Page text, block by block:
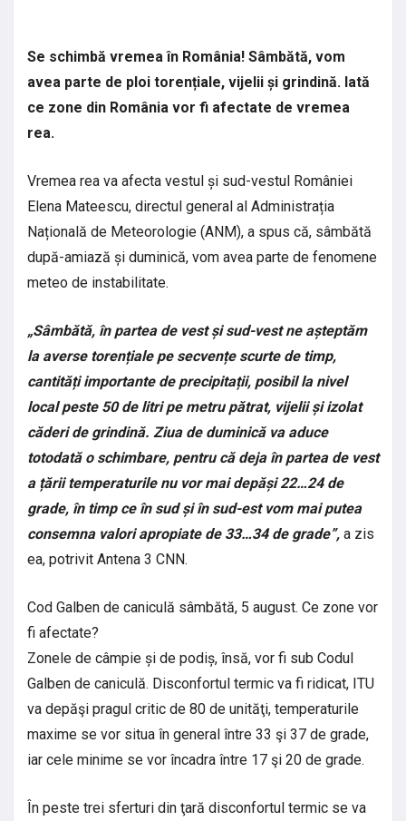
Se schimbă vremea în România! Sâmbătă, vom
avea parte de ploi torențiale, vijelii și grindină. Iată
ce zone din România vor fi afectate de vremea
rea.
Vremea rea va afecta vestul și sud-vestul României
Elena Mateescu, directul general al Administrația
Națională de Meteorologie (ANM), a spus că, sâmbătă
după-amiază și duminică, vom avea parte de fenomene
meteo de instabilitate.
„Sâmbătă, în partea de vest și sud-vest ne așteptăm
la averse torențiale pe secvențe scurte de timp,
cantități importante de precipitații, posibil la nivel
local peste 50 de litri pe metru pătrat, vijelii și izolat
căderi de grindină. Ziua de duminică va aduce
totodată o schimbare, pentru că deja în partea de vest
a țării temperaturile nu vor mai depăși 22…24 de
grade, în timp ce în sud și în sud-est vom mai putea
consemna valori apropiate de 33…34 de grade”, a zis
ea, potrivit Antena 3 CNN.
Cod Galben de caniculă sâmbătă, 5 august. Ce zone vor
fi afectate?
Zonele de câmpie și de podiș, însă, vor fi sub Codul
Galben de caniculă. Disconfortul termic va fi ridicat, ITU
va depăşi pragul critic de 80 de unităţi, temperaturile
maxime se vor situa în general între 33 şi 37 de grade,
iar cele minime se vor încadra între 17 şi 20 de grade.
În peste trei sferturi din ţară disconfortul termic se va